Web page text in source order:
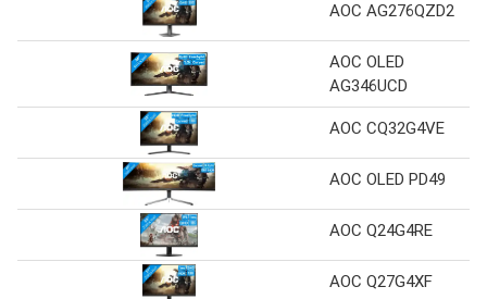
AOC AG276QZD2
AOC OLED
AG346UCD
AOC CQ32G4VE
AOC OLED PD49
AOC Q24G4RE
AOC Q27G4XF